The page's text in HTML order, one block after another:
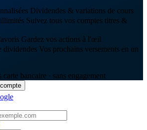
Dividendes & variations de cours
Suivez tous vos comptes titres &
Gardez vos actions à l'œil
dividendes Vos prochains versements en un
carte bancaire · sans engagement